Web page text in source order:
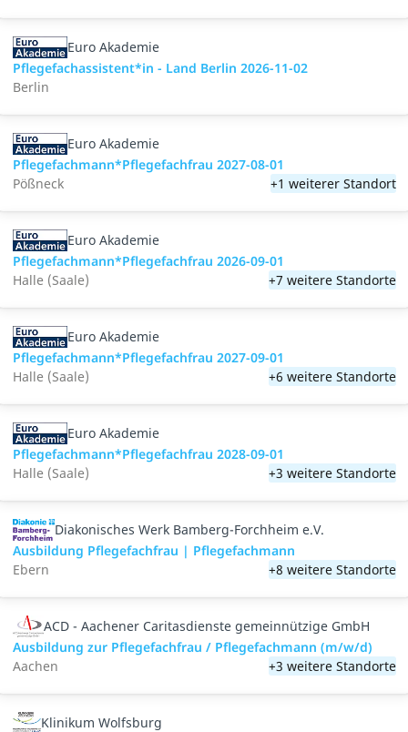
Euro Akademie
Pflegefachassistent*in - Land Berlin 2026-11-02
Berlin
Euro Akademie
Pflegefachmann*Pflegefachfrau 2027-08-01
Pößneck
+1 weiterer Standort
Euro Akademie
Pflegefachmann*Pflegefachfrau 2026-09-01
Halle (Saale)
+7 weitere Standorte
Euro Akademie
Pflegefachmann*Pflegefachfrau 2027-09-01
Halle (Saale)
+6 weitere Standorte
Euro Akademie
Pflegefachmann*Pflegefachfrau 2028-09-01
Halle (Saale)
+3 weitere Standorte
Diakonisches Werk Bamberg-Forchheim e.V.
Ausbildung Pflegefachfrau | Pflegefachmann
Ebern
+8 weitere Standorte
ACD - Aachener Caritasdienste gemeinnützige GmbH
Ausbildung zur Pflegefachfrau / Pflegefachmann (m/w/d)
Aachen
+3 weitere Standorte
Klinikum Wolfsburg